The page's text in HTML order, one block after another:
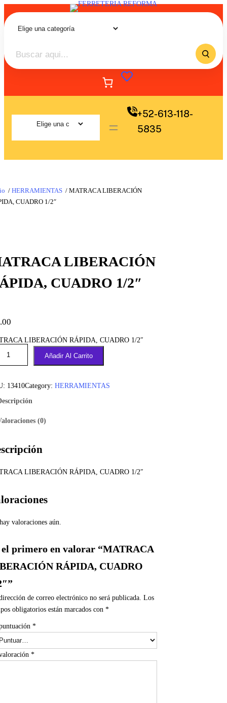
+52-613-118-
5835
/ HERRAMIENTAS / MATRACA LIBERACIÓN
CUADRO 1/2″
LIBERACIÓN
CUADRO 1/2″
LIBERACIÓN RÁPIDA, CUADRO 1/2″
Añadir Al Carrito
13410Category: HERRAMIENTAS
(0)
LIBERACIÓN RÁPIDA, CUADRO 1/2″
valoraciones aún.
el primero en valorar “MATRACA
RÁPIDA, CUADRO
de correo electrónico no será publicada. Los
obligatorios están marcados con *
*
*